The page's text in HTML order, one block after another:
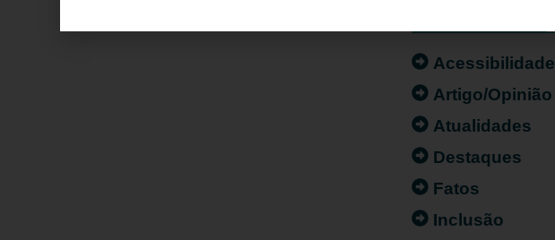
Acessibilidade
Artigo/Opinião
Atualidades
Destaques
Fatos
Inclusão